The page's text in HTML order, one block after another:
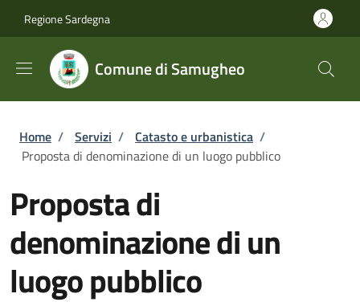
Regione Sardegna
Comune di Samugheo
Briciole di pane
Home / Servizi / Catasto e urbanistica /
Proposta di denominazione di un luogo pubblico
Proposta di
denominazione di un
luogo pubblico